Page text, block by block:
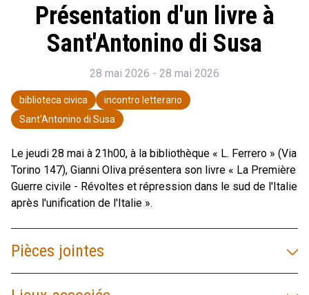
Présentation d'un livre à
Sant'Antonino di Susa
28 mai 2026 - 28 mai 2026
biblioteca civica
incontro letterario
Sant'Antonino di Susa
Le jeudi 28 mai à 21h00, à la bibliothèque « L. Ferrero » (Via
Torino 147), Gianni Oliva présentera son livre « La Première
Guerre civile - Révoltes et répression dans le sud de l'Italie
après l'unification de l'Italie ».
Pièces jointes